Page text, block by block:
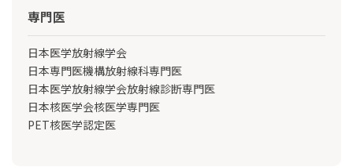
専門医
日本医学放射線学会
日本専門医機構放射線科専門医
日本医学放射線学会放射線診断専門医
日本核医学会核医学専門医
PET核医学認定医